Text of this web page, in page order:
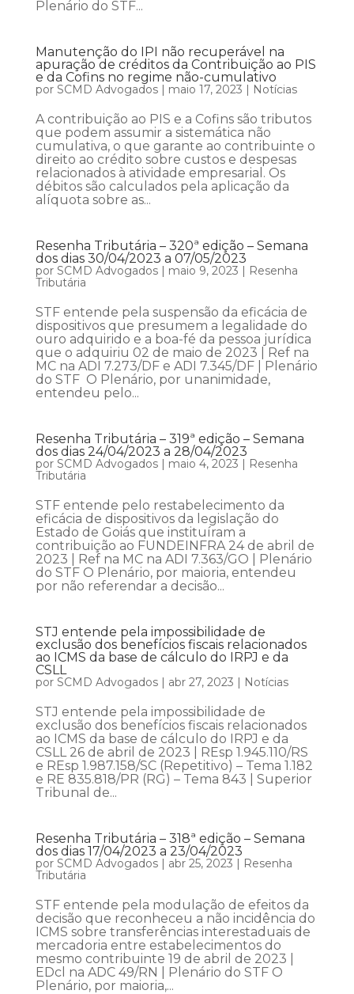
Plenário do STF...
Manutenção do IPI não recuperável na
apuração de créditos da Contribuição ao PIS
e da Cofins no regime não-cumulativo
por SCMD Advogados| maio 17, 2023 | Notícias
A contribuição ao PIS e a Cofins são tributos
que podem assumir a sistemática não
cumulativa, o que garante ao contribuinte o
direito ao crédito sobre custos e despesas
relacionados à atividade empresarial. Os
débitos são calculados pela aplicação da
alíquota sobre as...
Resenha Tributária – 320ª edição – Semana
dos dias 30/04/2023 a 07/05/2023
por SCMD Advogados| maio 9, 2023 | Resenha
Tributária
STF entende pela suspensão da eficácia de
dispositivos que presumem a legalidade do
ouro adquirido e a boa-fé da pessoa jurídica
que o adquiriu 02 de maio de 2023 | Ref na
MC na ADI 7.273/DF e ADI 7.345/DF | Plenário
do STF O Plenário, por unanimidade,
entendeu pelo...
Resenha Tributária – 319ª edição – Semana
dos dias 24/04/2023 a 28/04/2023
por SCMD Advogados| maio 4, 2023 | Resenha
Tributária
STF entende pelo restabelecimento da
eficácia de dispositivos da legislação do
Estado de Goiás que instituíram a
contribuição ao FUNDEINFRA 24 de abril de
2023 | Ref na MC na ADI 7.363/GO | Plenário
do STF O Plenário, por maioria, entendeu
por não referendar a decisão...
STJ entende pela impossibilidade de
exclusão dos benefícios fiscais relacionados
ao ICMS da base de cálculo do IRPJ e da
CSLL
por SCMD Advogados| abr 27, 2023 | Notícias
STJ entende pela impossibilidade de
exclusão dos benefícios fiscais relacionados
ao ICMS da base de cálculo do IRPJ e da
CSLL 26 de abril de 2023 | REsp 1.945.110/RS
e REsp 1.987.158/SC (Repetitivo) – Tema 1.182
e RE 835.818/PR (RG) – Tema 843 | Superior
Tribunal de...
Resenha Tributária – 318ª edição – Semana
dos dias 17/04/2023 a 23/04/2023
por SCMD Advogados| abr 25, 2023 | Resenha
Tributária
STF entende pela modulação de efeitos da
decisão que reconheceu a não incidência do
ICMS sobre transferências interestaduais de
mercadoria entre estabelecimentos do
mesmo contribuinte 19 de abril de 2023 |
EDcl na ADC 49/RN | Plenário do STF O
Plenário, por maioria,...